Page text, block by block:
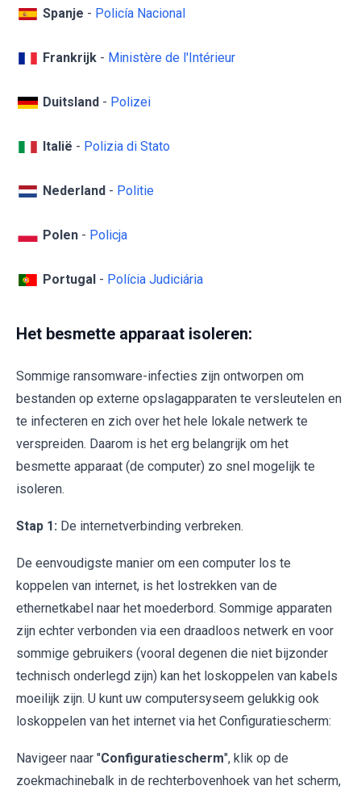
Spanje - Policía Nacional
Frankrijk - Ministère de l'Intérieur
Duitsland - Polizei
Italië - Polizia di Stato
Nederland - Politie
Polen - Policja
Portugal - Polícia Judiciária
Het besmette apparaat isoleren:
Sommige ransomware-infecties zijn ontworpen om
bestanden op externe opslagapparaten te versleutelen en
te infecteren en zich over het hele lokale netwerk te
verspreiden. Daarom is het erg belangrijk om het
besmette apparaat (de computer) zo snel mogelijk te
isoleren.
Stap 1: De internetverbinding verbreken.
De eenvoudigste manier om een computer los te
koppelen van internet, is het lostrekken van de
ethernetkabel naar het moederbord. Sommige apparaten
zijn echter verbonden via een draadloos netwerk en voor
sommige gebruikers (vooral degenen die niet bijzonder
technisch onderlegd zijn) kan het loskoppelen van kabels
moeilijk zijn. U kunt uw computersyseem gelukkig ook
loskoppelen van het internet via het Configuratiescherm:
Navigeer naar "Configuratiescherm", klik op de
zoekmachinebalk in de rechterbovenhoek van het scherm,